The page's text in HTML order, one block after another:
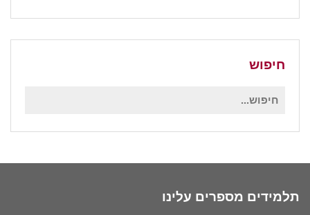
חיפוש
תלמידים מספרים עלינו